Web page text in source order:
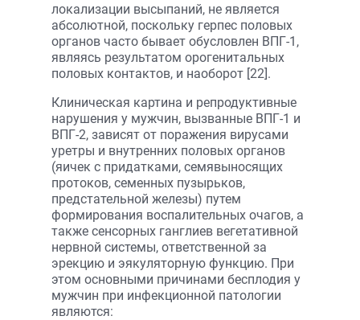
локализации высыпаний, не является
абсолютной, поскольку герпес половых
органов часто бывает обусловлен ВПГ-1,
являясь результатом орогенитальных
половых контактов, и наоборот [22].
Клиническая картина и репродуктивные
нарушения у мужчин, вызванные ВПГ-1 и
ВПГ-2, зависят от поражения вирусами
уретры и внутренних половых органов
(яичек с придатками, семявыносящих
протоков, семенных пузырьков,
предстательной железы) путем
формирования воспалительных очагов, а
также сенсорных ганглиев вегетативной
нервной системы, ответственной за
эрекцию и эякуляторную функцию. При
этом основными причинами бесплодия у
мужчин при инфекционной патологии
являются: